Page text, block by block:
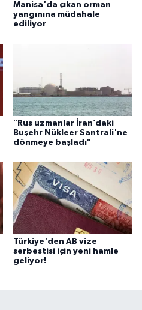
Manisa'da çıkan orman
yangınına müdahale
ediliyor
"Rus uzmanlar İran’daki
Buşehr Nükleer Santrali'ne
dönmeye başladı"
Türkiye'den AB vize
serbestisi için yeni hamle
geliyor!